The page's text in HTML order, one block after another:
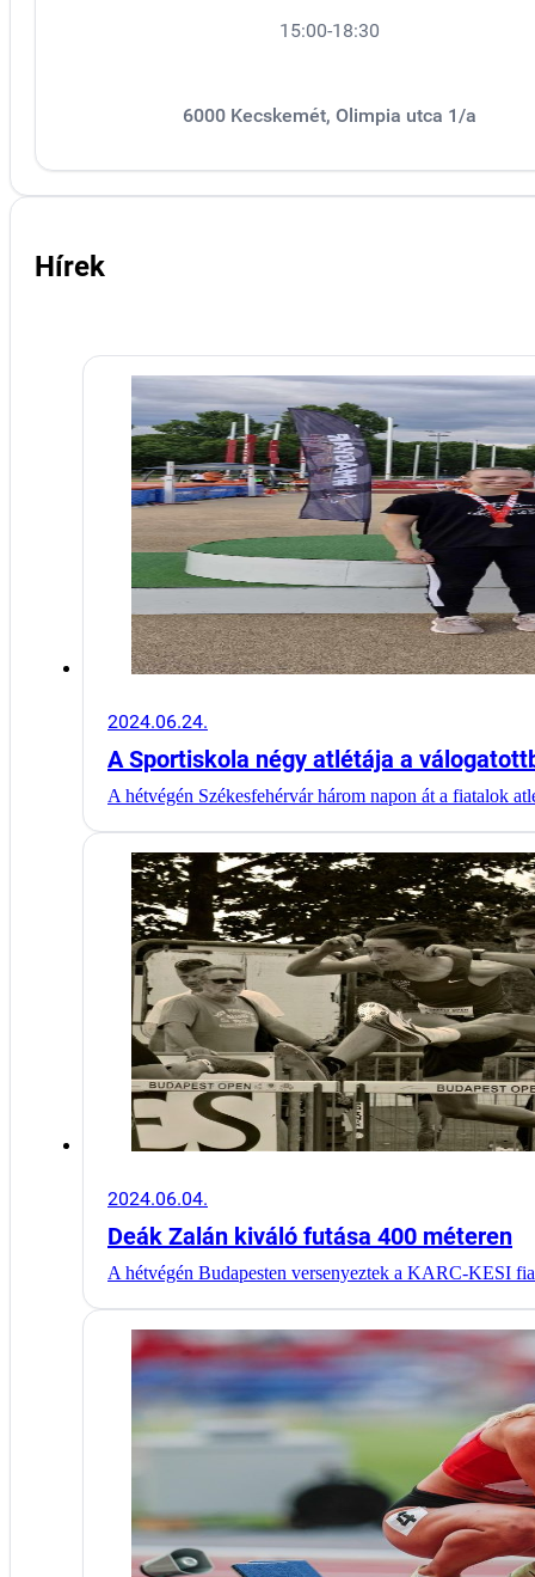
15:00-18:30
6000 Kecskemét, Olimpia utca 1/a
Hírek
2024.06.24.
A Sportiskola négy atlétája a
A hétvégén Székesfehérvár három napon át a fiatalok
2024.06.04.
Deák Zalán kiváló futása 400 méteren
A hétvégén Budapesten versenyeztek a KARC-KESI